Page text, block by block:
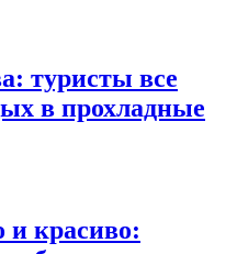
туристы все
в прохладные
и красиво: